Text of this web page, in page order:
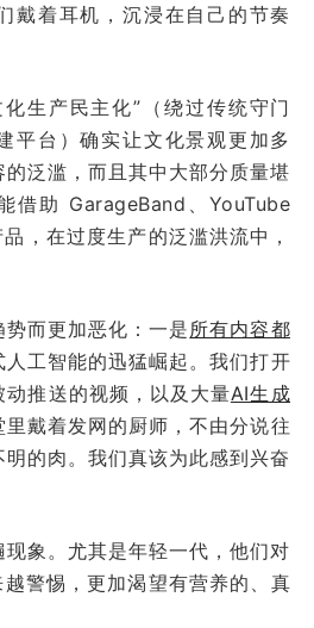
戴着耳机，沉浸在自己的节奏
生产民主化”（绕过传统守门
平台）确实让文化景观更加多
泛滥，而且其中大部分质量堪
借助 GarageBand、YouTube
，在过度生产的泛滥洪流中，
而更加恶化：一是 所有内容都
人工智能的迅猛崛起。我们打开
推送的视频，以及大量AI生成
里戴着发网的厨师，不由分说往
的肉。我们真该为此感到兴奋
象。尤其是年轻一代，他们对
越警惕，更加渴望有营养的、真